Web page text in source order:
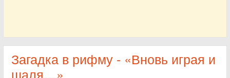
Загадка в рифму - «Вновь играя и
шаля…»